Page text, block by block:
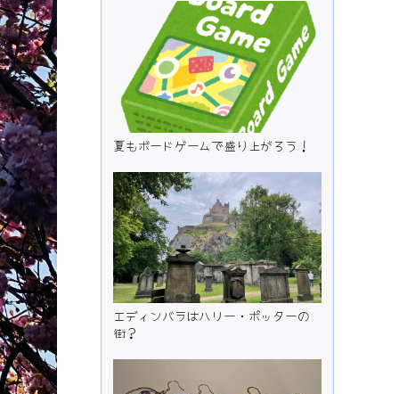
夏もボードゲームで盛り上がろう！
エディンバラはハリー・ポッターの
街？